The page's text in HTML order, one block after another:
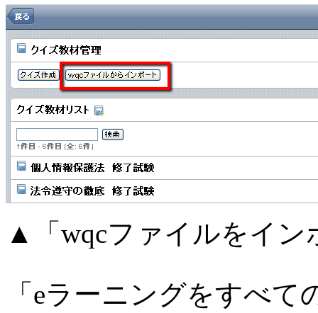
▲「wqcファイルをイン
「eラーニングをすべて